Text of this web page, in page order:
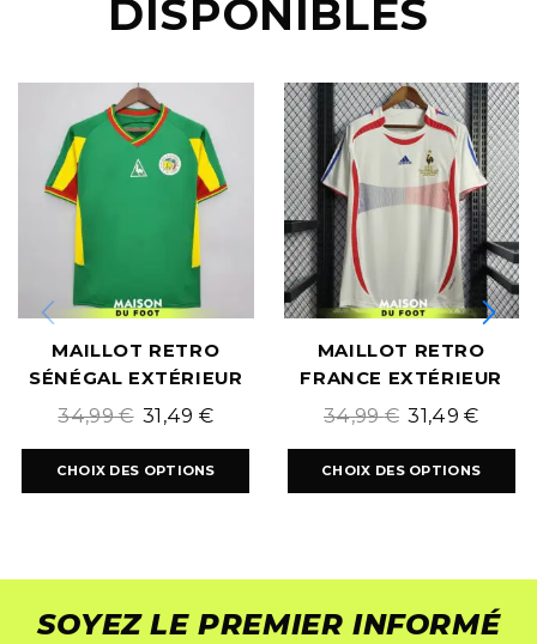
DISPONIBLES
MAILLOT RETRO
SÉNÉGAL EXTÉRIEUR
2002/2003
34,99€ 31,49 €
CHOIX DES OPTIONS
MAILLOT RETRO
FRANCE EXTÉRIEUR
2006/2007
34,99€ 31,49€
CHOIX DES OPTIONS
SOYEZ LE PREMIER INFORMÉ